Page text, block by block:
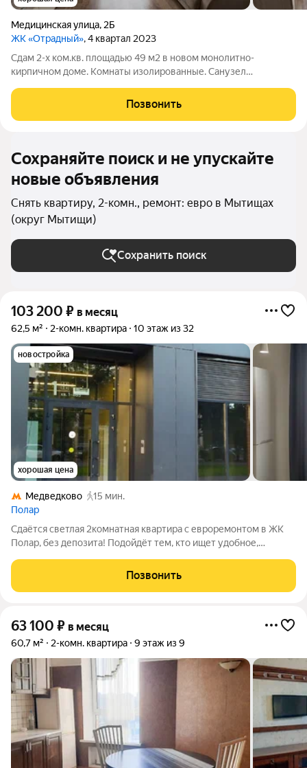
Медицинская улица, 2Б
ЖК «Отрадный», 4 квартал 2023
Сдам 2-х ком.кв. площадью 49 м2 в новом монолитно-
кирпичном доме. Комнаты изолированные. Санузел
Чистая, ухоженная.Есть вся необходимая мебель и бытовая
техника. Развитая инфраструктура.
Позвонить
Сохраняйте поиск и не упускайте
новые объявления
Снять квартиру, 2-комн., ремонт: евро в Мытищах
(округ Мытищи)
Сохранить поиск
103 200 ₽ в месяц
62,5 м² 2-комн. квартира 10 этаж из 32
новостройка
хорошая цена
Медведково
15 мин.
Полар
Сдаётся светлая 2комнатная квартира с евроремонтом в ЖК
Полар, без депозита! Подойдёт тем, кто ищет удобное,
просторная кухня-гостиная. Окна
Позвонить
63 100 ₽ в месяц
60,7 м² 2-комн. квартира 9 этаж из 9